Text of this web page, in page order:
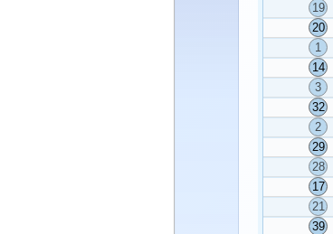
19
20
1
14
3
32
2
29
28
17
21
39